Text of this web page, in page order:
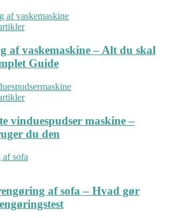
af vaskemaskine – Alt du skal
Guide
vinduespudser maskine –
du den
af sofa – Hvad gør